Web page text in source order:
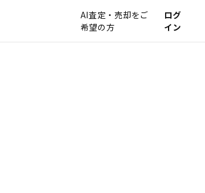
AI査定・売却をご
希望の方
ログ
イン